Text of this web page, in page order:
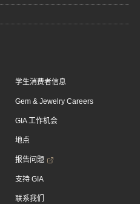
学生消费者信息
Gem & Jewelry Careers
GIA 工作机会
地点
报告问题
支持 GIA
联系我们